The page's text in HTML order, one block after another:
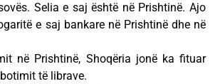
Selia e saj është në Prishtinë. Ajo
e saj bankare në Prishtinë dhe në
në Prishtinë, Shoqëria jonë ka fituar
të librave.